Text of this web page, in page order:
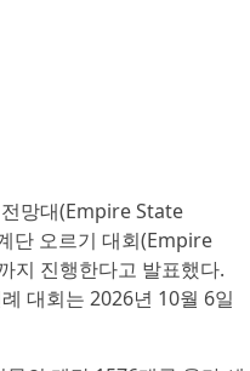
전망대(Empire State
단 오르기 대회(Empire
지 진행한다고 발표했다.
대회는 2026년 10월 6일